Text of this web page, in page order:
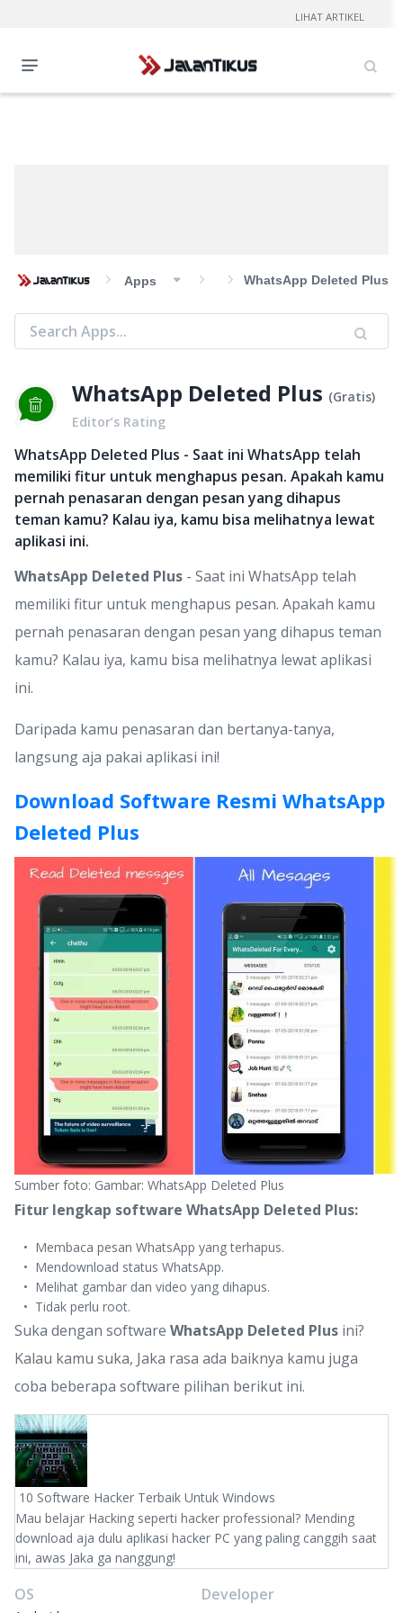
Apps WhatsApp Deleted Plus
WhatsApp Deleted Plus (Gratis)
Editor’s Rating
WhatsApp Deleted Plus - Saat ini WhatsApp telah
memiliki fitur untuk menghapus pesan. Apakah kamu
pernah penasaran dengan pesan yang dihapus
teman kamu? Kalau iya, kamu bisa melihatnya lewat
aplikasi ini.
WhatsApp Deleted Plus - Saat ini WhatsApp telah
memiliki fitur untuk menghapus pesan. Apakah kamu
pernah penasaran dengan pesan yang dihapus teman
kamu? Kalau iya, kamu bisa melihatnya lewat aplikasi
ini.
Daripada kamu penasaran dan bertanya-tanya,
langsung aja pakai aplikasi ini!
Download Software Resmi WhatsApp
Deleted Plus
Sumber foto: Gambar: WhatsApp Deleted Plus
Fitur lengkap software WhatsApp Deleted Plus:
Membaca pesan WhatsApp yang terhapus.
Mendownload status WhatsApp.
Melihat gambar dan video yang dihapus.
Tidak perlu root.
Suka dengan software WhatsApp Deleted Plus ini?
Kalau kamu suka, Jaka rasa ada baiknya kamu juga
coba beberapa software pilihan berikut ini.
10 Software Hacker Terbaik Untuk Windows
Mau belajar Hacking seperti hacker professional? Mending
download aja dulu aplikasi hacker PC yang paling canggih saat
ini, awas Jaka ga nanggung!
LIHAT ARTIKEL
OS Developer